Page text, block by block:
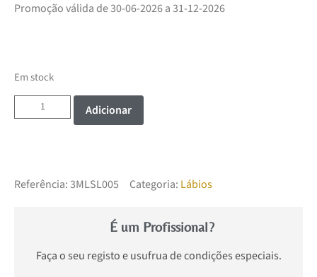
Promoção válida de 30-06-2026 a 31-12-2026
Em stock
Adicionar
Referência:3MLSL005 Categoria: Lábios
É um Profissional?
Faça o seu registo e usufrua de condições especiais.